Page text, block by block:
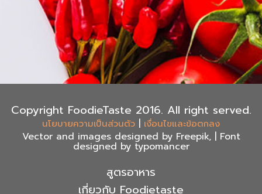
Copyright FoodieTaste 2016. All right served.
นโยบายความเป็นส่วนตัว | เงื่อนไขและข้อตกลง
Vector and images designed by Freepik, | Font
designed by typomancer
สูตรอาหาร
เกี่ยวกับ Foodietaste